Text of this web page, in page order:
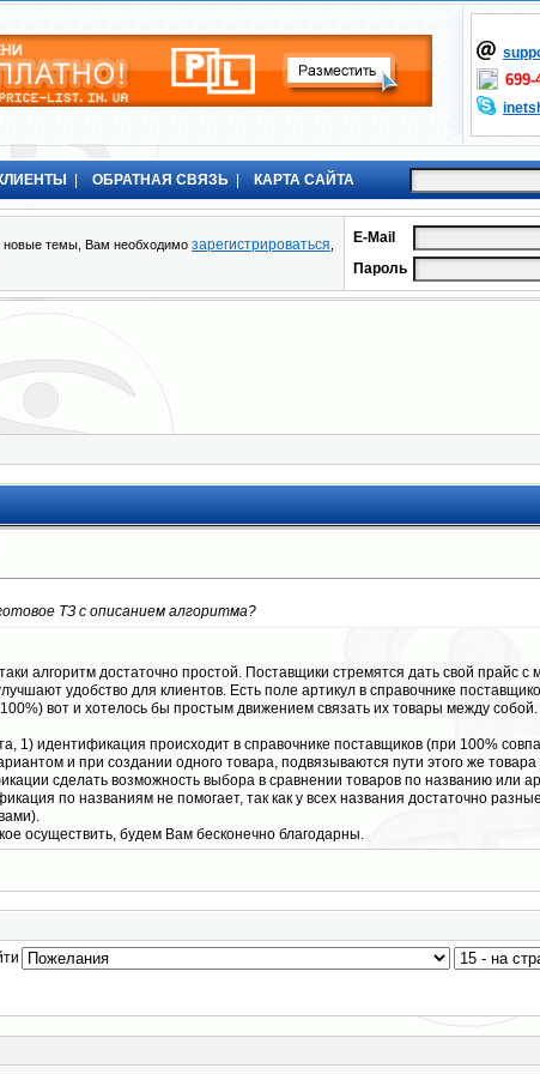
699-
ОБРАТНАЯ СВЯЗЬ КАРТА САЙТА
новые темы, Вам необходимо зарегистрироваться E-Mail
Пароль
ТЗ с описанием алгоритма?
алгоритм достаточно простой. Поставщики стремятся дать свой прайс с
удобство для клиентов. Есть поле артикул в справочнике
вот и хотелось бы простым движением связать их товары между собой.
1) идентификация происходит в справочнике поставщиков (при 100%
и при создании одного товара, подвязываются пути этого же товара
сделать возможность выбора в сравнении товаров по названию или
по названиям не помогает, так как у всех названия достаточно
осуществить, будем Вам бесконечно благодарны.